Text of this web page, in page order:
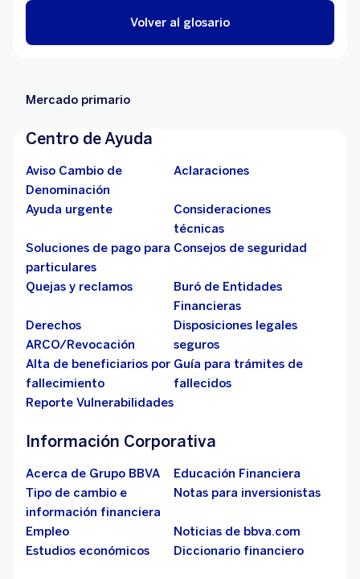
Volver al glosario
Mercado primario
Centro de Ayuda
Aviso Cambio de
Denominación
Aclaraciones
Ayuda urgente
Consideraciones
técnicas
Soluciones de pago para
particulares
Consejos de seguridad
Quejas y reclamos
Buró de Entidades
Financieras
Derechos
ARCO/Revocación
Disposiciones legales
seguros
Alta de beneficiarios por
fallecimiento
Guía para trámites de
fallecidos
Reporte Vulnerabilidades
Información Corporativa
Acerca de Grupo BBVA
Educación Financiera
Tipo de cambio e
información financiera
Notas para inversionistas
Empleo
Noticias de bbva.com
Estudios económicos
Diccionario financiero